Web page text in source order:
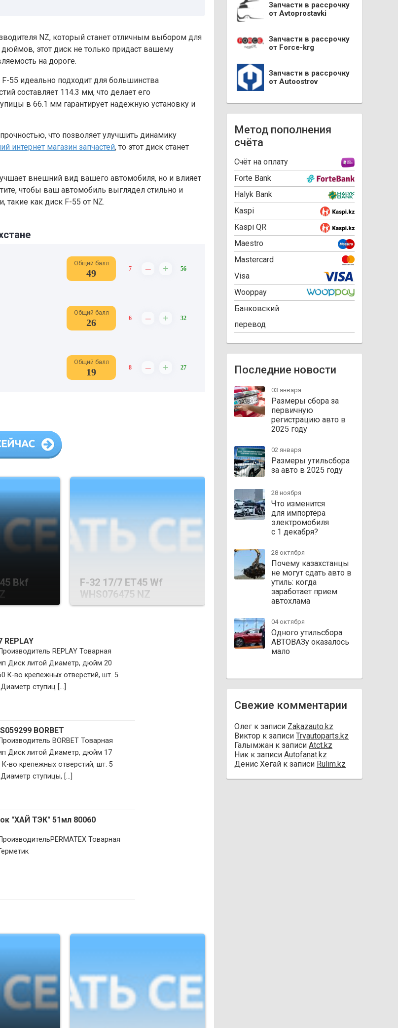
NZ, который станет отличным выбором для
этот диск не только придаст вашему
на дороге.
идеально подходит для большинства
составляет 114.3 мм, что делает его
в 66.1 мм гарантирует надежную установку и
что позволяет улучшить динамику
интернет магазин запчастей, то этот диск станет
внешний вид вашего автомобиля, но и влияет
чтобы ваш автомобиль выглядел стильно и
такие как диск F-55 от NZ.
Общий балл
49 7 – + 56
Общий балл
26 6 – + 32
Общий балл
19 8 – + 27
Bkf
F-32 17/7 ET45 Wf
WHS076475 NZ
REPLAY Товарная
Диск литой Диаметр, дюйм 20
К-во крепежных отверстий, шт. 5
ступиц [...]
BORBET
BORBET Товарная
Диск литой Диаметр, дюйм 17
во крепежных отверстий, шт. 5
ступицы, [...]
"ХАЙ ТЭК" 51мл 80060
Товарная
Запчасти в рассрочку
от Avtoprostavki
Запчасти в рассрочку
от Force-krg
Запчасти в рассрочку
от Autoostrov
Метод пополнения
счёта
Cчёт на оплату
Forte Bank
Halyk Bank
Kaspi
Kaspi QR
Maestro
Mastercard
Visa
Wooppay
Банковский
перевод
Последние новости
03 января
Размеры сбора за
первичную
регистрацию авто в
2025 году
02 января
Размеры утильсбора
за авто в 2025 году
28 ноября
Что изменится
для импортёра
электромобиля
с 1 декабря?
28 октября
Почему казахстанцы
не могут сдать авто в
утиль: когда
заработает прием
автохлама
04 октября
Одного утильсбора
АВТОВАЗу оказалось
мало
Свежие комментарии
Олег к записи Zakazauto.kz
Виктор к записи Trvautoparts.kz
Галымжан к записи Atct.kz
Ник к записи Autofanat.kz
Денис Хегай к записи Rulim.kz